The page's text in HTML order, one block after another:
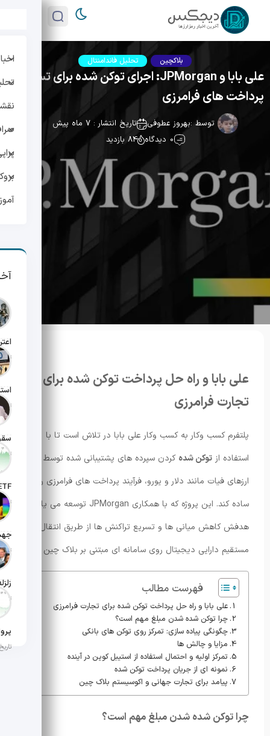
تاریخ
تاریخ
تاریخ
تاریخ
تاریخ
تاریخ
تاریخ
بلاکچین تحلیل فاندامنتال
علی بابا و JPMorgan: اجرای توکن شده برای تسهیل
پرداخت های فرامرزی
توسط :بهروز عطوفی
تاریخ انتشار : 7 ماه پیش
0 دیدگاه
84 بازدید
علی بابا و راه حل پرداخت توکن شده برای
تجارت فرامرزی
پلتفرم کسب وکار به کسب وکار علی بابا در تلاش است تا با
استفاده از توکن شده کردن سپرده های پشتیبانی شده توسط
ارزهای فیات مانند دلار و یورو، فرآیند پرداخت های فرامرزی را
ساده کند. این پروژه که با همکاری JPMorgan توسعه می یابد،
هدفش کاهش میانی ها و تسریع تراکنش ها از طریق انتقال
مستقیم دارایی دیجیتال روی سامانه ای مبتنی بر بلاک چین است.
فهرست مطالب
علی بابا و راه حل پرداخت توکن شده برای تجارت فرامرزی
چرا توکن شده شدن مبلغ مهم است؟
چگونگی پیاده سازی: تمرکز روی توکن های بانکی
مزایا و چالش ها
تمرکز اولیه و احتمال استفاده از استیبل کوین در آینده
نمونه ای از جریان پرداخت توکن شده
پیامد برای تجارت جهانی و اکوسیستم بلاک چین
چرا توکن شده شدن مبلغ مهم است؟